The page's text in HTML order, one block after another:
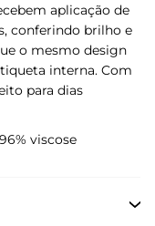
aplicação de
conferindo brilho e
o mesmo design
interna. Com
para dias
viscose